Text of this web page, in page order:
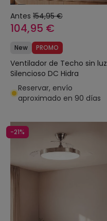
Antes 154,95 €
104,95 €
New PROMO
Ventilador de Techo sin luz
Silencioso DC Hidra
Reservar, envío
aproximado en 90 días
-21%